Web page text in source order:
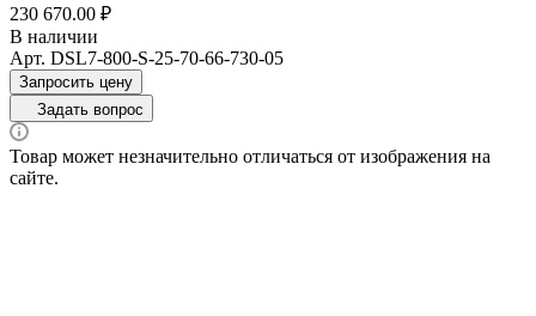
230 670.00 ₽
В наличии
Арт. DSL7-800-S-25-70-66-730-05
Запросить цену
Задать вопрос
Товар может незначительно отличаться от изображения на
сайте.